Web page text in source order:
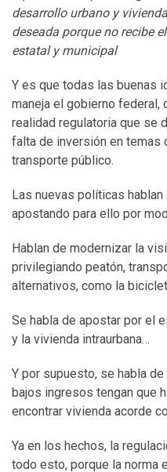
desarrollo urbano y
deseada porque no recibe
estatal y municipal
Y es que todas las buenas
maneja el gobierno federal,
realidad regulatoria que se
falta de inversión en temas
transporte público.
Las nuevas políticas
apostando para ello por
Hablan de modernizar la
privilegiando peatón,
alternativos, como la
Se habla de apostar por el
y la vivienda intraurbana…
Y por supuesto, se habla
bajos ingresos tengan que
encontrar vivienda acorde
Ya en los hechos, la
todo esto, porque la norma